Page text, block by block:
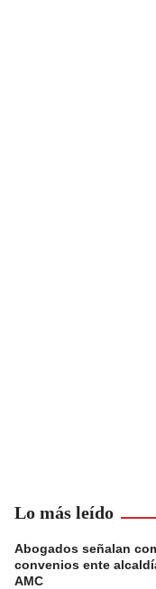
Lo más leído
Abogados señalan
convenios ente
AMC